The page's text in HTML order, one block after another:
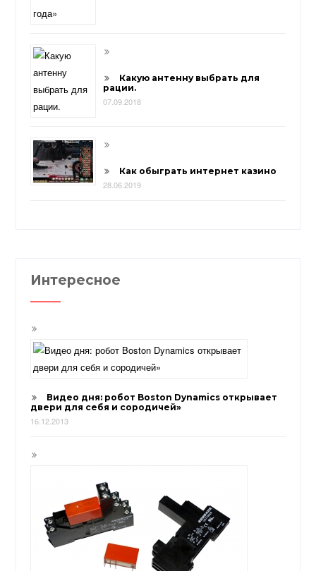
Какую антенну выбрать для
рации.
07.09.2018
Как обыграть интернет казино
28.06.2019
Интересное
Видео дня: робот Boston Dynamics открывает
двери для себя и сородичей»
16.12.2013